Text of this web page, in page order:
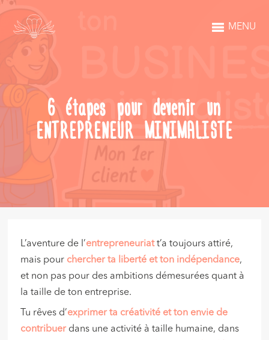
MENU
6 étapes pour devenir un
ENTREPRENEUR MINIMALISTE
L’aventure de l’entrepreneuriatt’a toujours attiré,
mais pour chercher ta liberté et ton indépendance,
et non pas pour des ambitions démesurées quant à
la taille de ton entreprise.
Tu rêves d’exprimer ta créativité et ton envie de
contribuerdans une activité à taille humaine, dans